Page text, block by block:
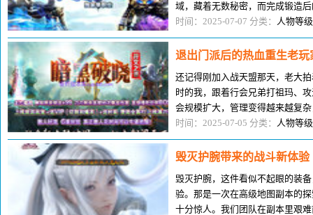
域，藏着无数秘密，而完成锻造
我第一次进入黑暗地带，是在成
时间：2025-07-07 分类： 人物等级
退出门派后的热血重生老玩
还记得刚加入战天盟那天，老大
时的我，跟着行会兄弟打祖玛、
会规模扩大，管理变得越来越复
经亲密无间的兄弟为了装备分配争
时间：2025-07-05 分类： 人物等级
毁灭护腕带来的战斗新体验
毁灭护腕，这件看似不起眼的装
验。那是一次在高级地图副本的
十分惊人。我们团队在副本里艰